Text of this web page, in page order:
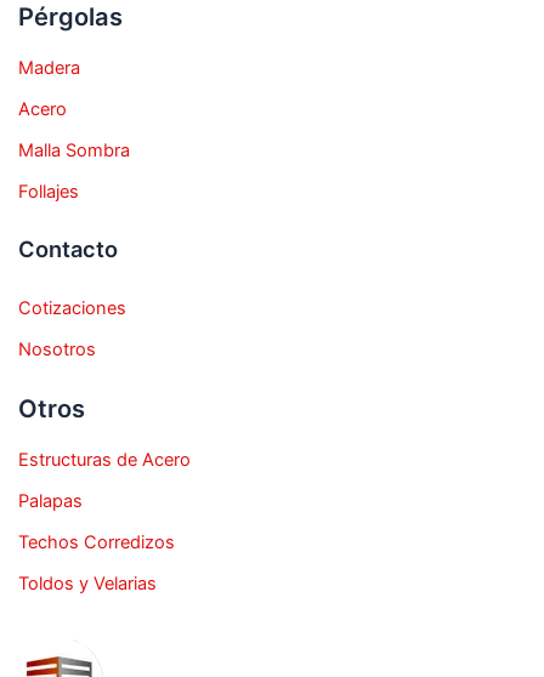
Pérgolas
Madera
Acero
Malla Sombra
Follajes
Contacto
Cotizaciones
Nosotros
Otros
Estructuras de Acero
Palapas
Techos Corredizos
Toldos y Velarias